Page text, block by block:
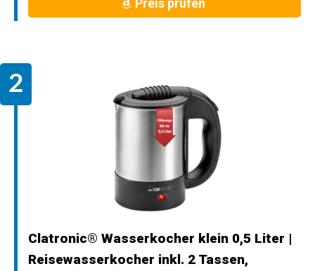
Preis prüfen
Clatronic® Wasserkocher klein 0,5 Liter |
Reisewasserkocher inkl. 2 Tassen,